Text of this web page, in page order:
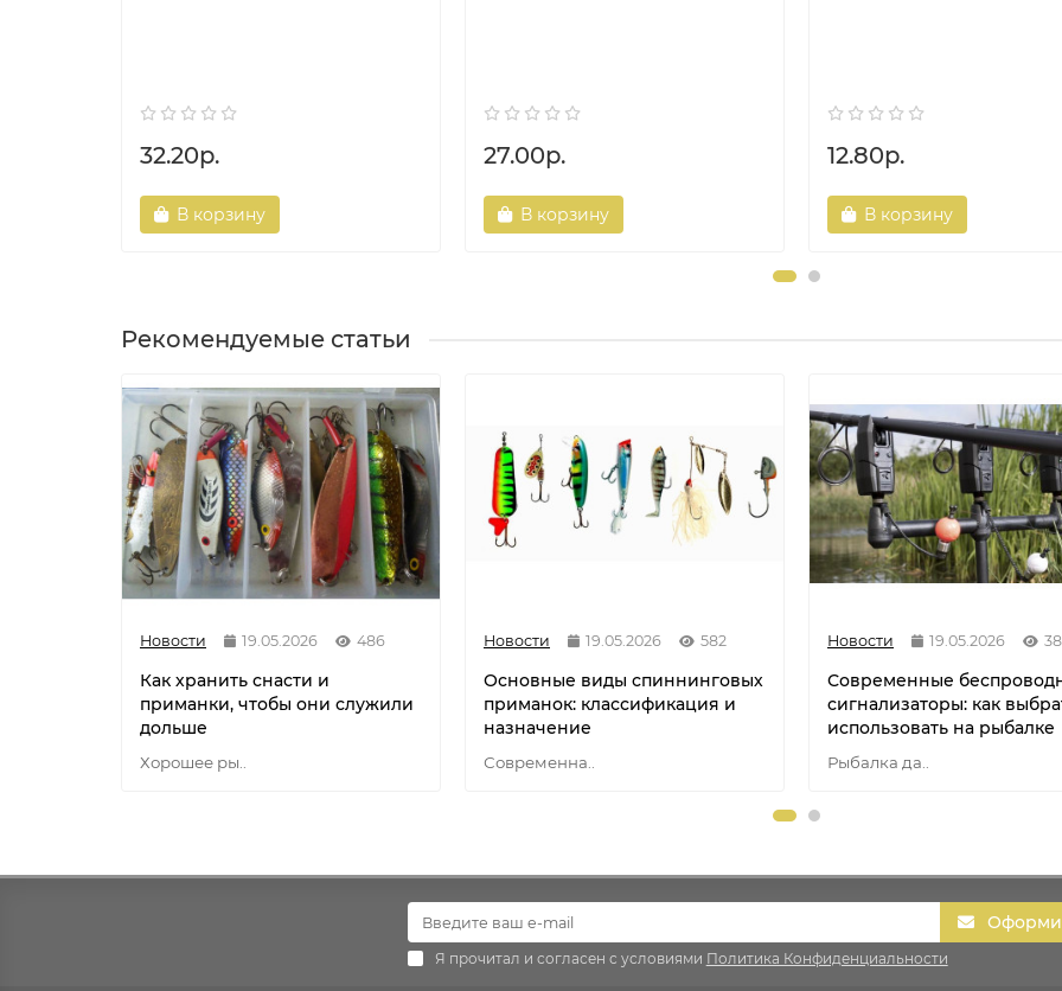
32.20р.
В корзину
27.00р.
В корзину
12.80р.
В корзину
Рекомендуемые статьи
Новости 19.05.2026 486
Как хранить снасти и
приманки, чтобы они служили
дольше
Хорошее ры..
Новости 19.05.2026 582
Основные виды спиннинговых
приманок: классификация и
назначение
Современна..
Новости 19.05.2026
Современные
сигнализаторы: как
использовать на рыбалке
Рыбалка да..
Я прочитал и согласен с условиями Политика Конфиденциальности